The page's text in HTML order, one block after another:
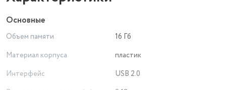
специальное крепление.
Основные
Объем памяти
16 Гб
Материал корпуса
пластик
Интерфейс
USB 2.0